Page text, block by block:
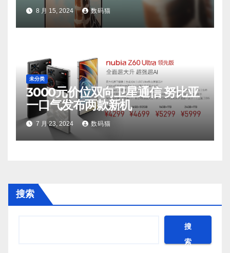
8 月 15, 2024 数码猫
未分类
3000元价位双向卫星通信 努比亚
一口气发布两款新机
7 月 23, 2024 数码猫
搜索
搜
索